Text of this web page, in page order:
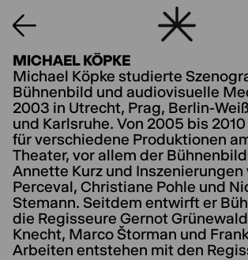
MICHAEL KÖPKE
Michael Köpke studierte
Bühnenbild und audiovisuelle
2003 in Utrecht, Prag, Berlin-
und Karlsruhe. Von 2005 bis
für verschiedene Produktionen
Theater, vor allem der
Annette Kurz und Inszenierungen
Perceval, Christiane Pohle und
Stemann. Seitdem entwirft er
die Regisseure Gernot
Knecht, Marco Štorman und
Arbeiten entstehen mit den